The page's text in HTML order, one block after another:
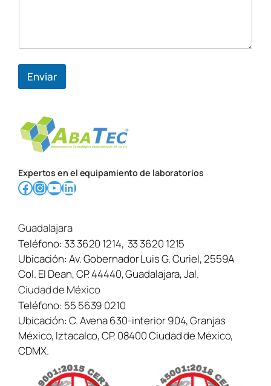
a
Enviar
Expertos en el equipamiento de laboratorios
Facebook InstagramYouTube LinkedIn
Guadalajara
Teléfono:33 3620 1214, 33 3620 1215
Ubicación:Av. Gobernador Luis G. Curiel, 2559A
Col. El Dean, CP. 44440, Guadalajara, Jal.
Ciudad de México
Teléfono: 55 5639 0210
Ubicación:C. Avena 630-interior 904, Granjas
México, Iztacalco, CP. 08400 Ciudad de México,
CDMX.